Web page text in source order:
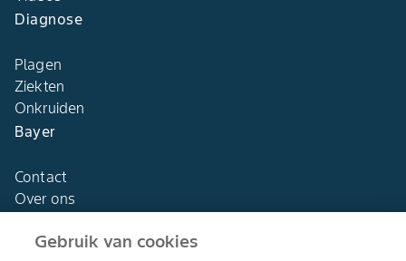
Diagnose
Plagen
Ziekten
Onkruiden
Bayer
Contact
Over ons
Gebruik van cookies